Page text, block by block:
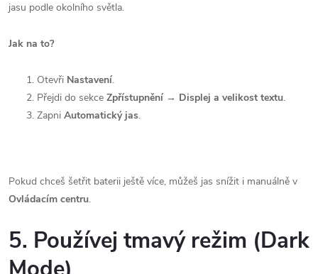
jasu podle okolního světla.
Jak na to?
Otevři Nastavení.
Přejdi do sekce Zpřístupnění → Displej a velikost textu.
Zapni Automatický jas.
Pokud chceš šetřit baterii ještě více, můžeš jas snížit i manuálně v
Ovládacím centru.
5. Používej tmavý režim (Dark